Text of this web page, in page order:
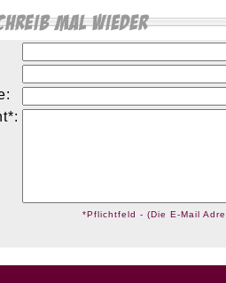
*Pflichtfeld - (Die E-Mail